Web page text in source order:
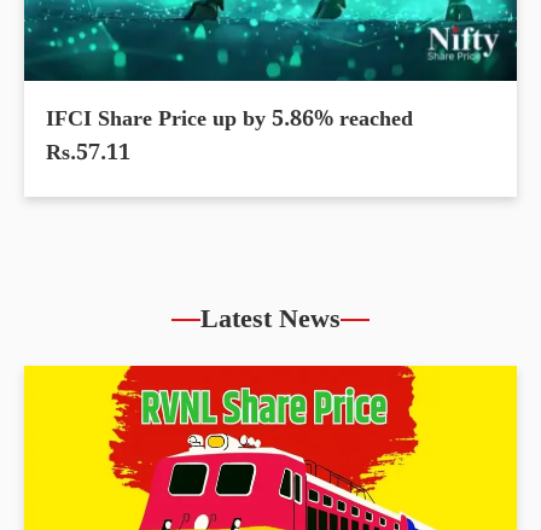
IFCI Share Price up by 5.86% reached
Rs.57.11
Latest News